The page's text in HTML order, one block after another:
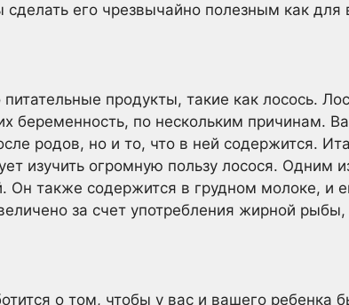
сделать его чрезвычайно полезным как
продукты, такие как лосось.
беременность, по нескольким причинам.
родов, но и то, что в ней содержится.
изучить огромную пользу лосося. Одним
Он также содержится в грудном молоке, и
за счет употребления жирной рыбы,
о том, чтобы у вас и вашего ребенка